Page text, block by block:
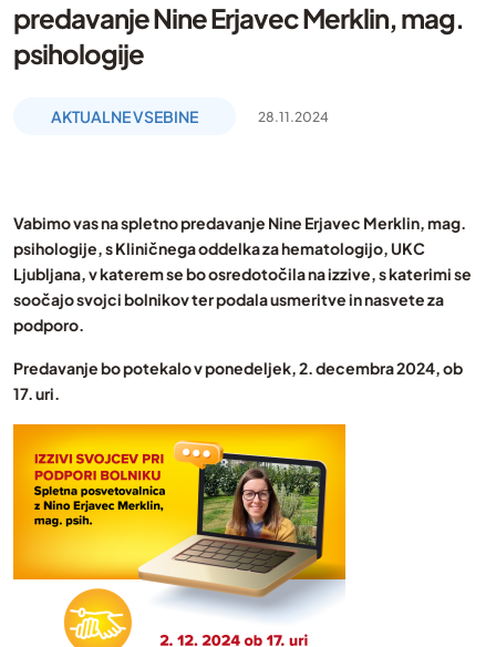
predavanje Nine Erjavec Merklin, mag.
psihologije
AKTUALNE VSEBINE 28.11.2024
Vabimo vas na spletno predavanje Nine Erjavec Merklin, mag.
psihologije, s Kliničnega oddelka za hematologijo, UKC
Ljubljana, v katerem se bo osredotočila na izzive, s katerimi se
soočajo svojci bolnikov ter podala usmeritve in nasvete za
podporo.
Predavanje bo potekalo v ponedeljek, 2. decembra 2024, ob
17. uri.